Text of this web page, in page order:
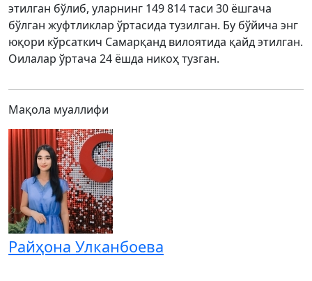
этилган бўлиб, уларнинг 149 814 таси 30 ёшгача
бўлган жуфтликлар ўртасида тузилган. Бу бўйича энг
юқори кўрсаткич Самарқанд вилоятида қайд этилган.
Оилалар ўртача 24 ёшда никоҳ тузган.
Мақола муаллифи
Райҳона Улканбоева